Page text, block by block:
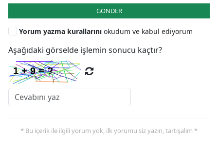
GÖNDER
Yorum yazma kurallarını okudum ve kabul ediyorum
Aşağıdaki görselde işlemin sonucu kaçtır?
* Bu içerik ile ilgili yorum yok, ilk yorumu siz yazın, tartışalım *